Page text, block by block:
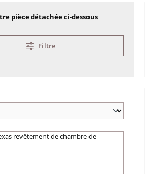
pièce détachée ci-dessous
Filtre